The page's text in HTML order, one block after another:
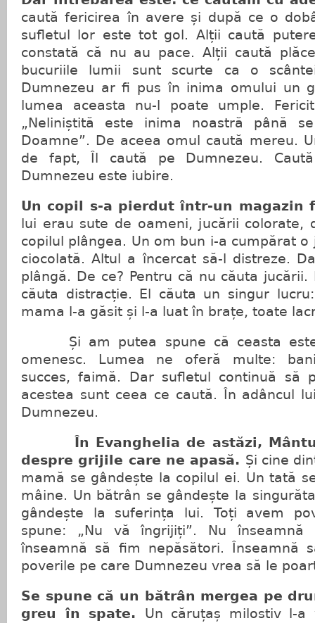
caută fericirea în avere și după ce o
sufletul lor este tot gol. Alții caută
constată că nu au pace. Alții caută
bucuriile lumii sunt scurte ca o
Dumnezeu ar fi pus în inima omului un
lumea aceasta nu-l poate umple.
„Neliniștită este inima noastră până
Doamne”. De aceea omul caută mereu.
de fapt, Îl caută pe Dumnezeu.
Dumnezeu este iubire.
Un copil s-a pierdut într-un magazin
lui erau sute de oameni, jucării colorate,
copilul plângea. Un om bun i-a cumpărat
ciocolată. Altul a încercat să-l distreze.
plângă. De ce? Pentru că nu căuta
căuta distracție. El căuta un singur
mama l-a găsit și l-a luat în brațe, toate
Și am putea spune că ceasta este
omenesc. Lumea ne oferă multe:
succes, faimă. Dar sufletul continuă să
acestea sunt ceea ce caută. În adâncul
Dumnezeu.
În Evanghelia de astăzi,
despre grijile care ne apasă. Și cine
mamă se gândește la copilul ei. Un tată
mâine. Un bătrân se gândește la
gândește la suferința lui. Toți avem
spune: „Nu vă îngrijiți”. Nu
înseamnă să fim nepăsători. Înseamnă
poverile pe care Dumnezeu vrea să le
Se spune că un bătrân mergea pe
greu în spate. Un căruțaș milostiv l-